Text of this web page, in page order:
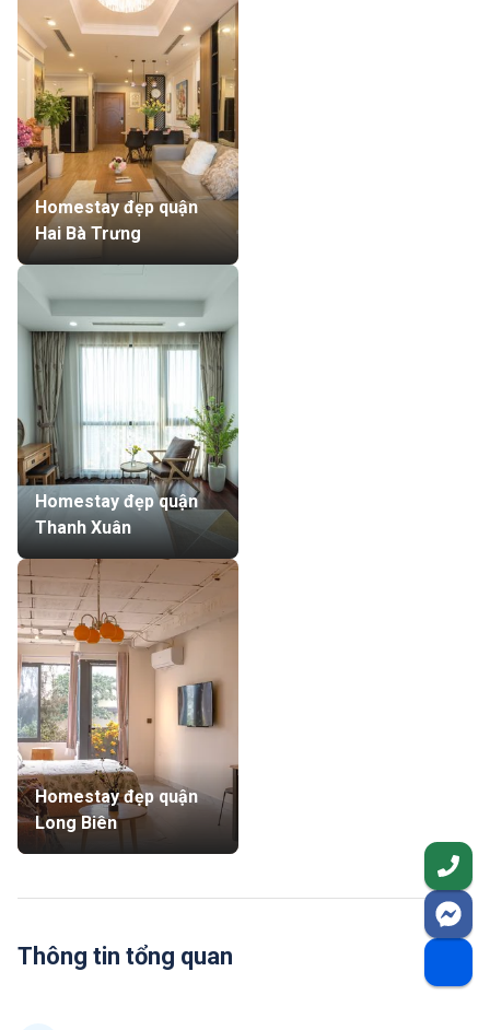
Homestay đẹp quận
Hai Bà Trưng
Homestay đẹp quận
Thanh Xuân
Homestay đẹp quận
Long Biên
Thông tin tổng quan